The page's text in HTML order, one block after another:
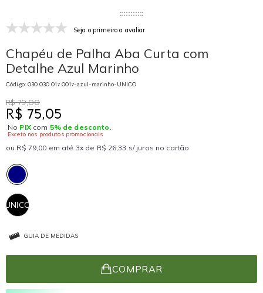
Seja o primeiro a avaliar
Chapéu de Palha Aba Curta com
Detalhe Azul Marinho
Código: 030 030 017 0017-azul-marinho-UNICO
R$ 79,00
R$ 75,05
No PIXcom 5% de desconto .
Exceto nos produtos promocionais
ou R$ 79,00 em até 3x de R$ 26,33 s/ juros no cartão
UNICO
GUIA DE MEDIDAS
COMPRAR